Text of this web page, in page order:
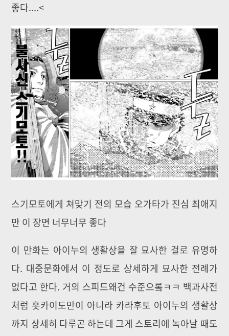
좋다....<
스기모토에게 쳐맞기 전의 모습 오가타가 진심 최애지
만 이 장면 너무너무 좋다
이 만화는 아이누의 생활상을 잘 묘사한 걸로 유명하
다. 대중문화에서 이 정도로 상세하게 묘사한 전례가
없다고 한다. 거의 스피드왜건 수준으롴ㅋㅋ 백과사전
처럼 홋카이도만이 아니라 카라후토 아이누의 생활상
까지 상세히 다루곤 하는데 그게 스토리에 녹아날 때도